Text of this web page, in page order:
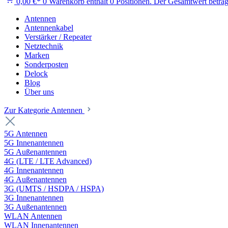
Antennen
Antennenkabel
Verstärker / Repeater
Netztechnik
Marken
Sonderposten
Delock
Blog
Über uns
Zur Kategorie Antennen
5G Antennen
5G Innenantennen
5G Außenantennen
4G (LTE / LTE Advanced)
4G Innenantennen
4G Außenantennen
3G (UMTS / HSDPA / HSPA)
3G Innenantennen
3G Außenantennen
WLAN Antennen
WLAN Innenantennen